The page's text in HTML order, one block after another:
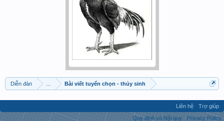
Diễn đàn Bài viết tuyển chọn - thủy sinh
Liên hệ
Trợ giúp
Quy định và Nội quy
Privacy Policy